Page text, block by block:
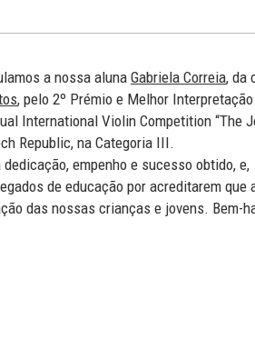
a nossa aluna Gabriela Correia, da
, pelo 2º Prémio e Melhor
International Violin Competition “The
Republic, na Categoria III.
empenho e sucesso obtido, e,
de educação por acreditarem que
das nossas crianças e jovens. Bem-